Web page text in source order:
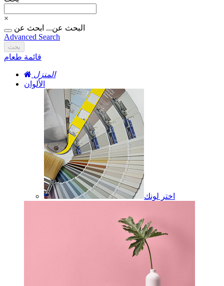
×
البحث عن... ابحث عن
Advanced Search
بحث
قائمة طعام
المنزل
الألوان
اختر لونك